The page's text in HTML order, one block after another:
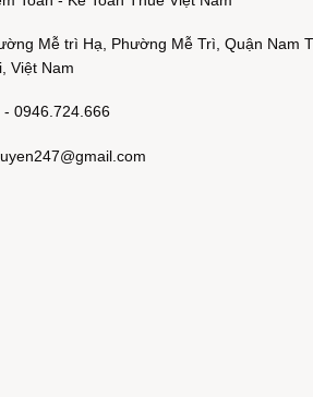
Mễ trì Hạ, Phường Mễ Trì, Quận Nam
Việt Nam
- 0946.724.666